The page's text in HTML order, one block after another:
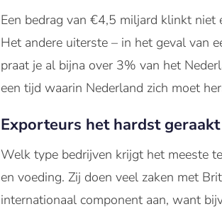
Een bedrag van €4,5 miljard klinkt
Het andere uiterste – in het geval van
praat je al bijna over 3% van het
een tijd waarin Nederland zich moet
Exporteurs het hardst geraakt
Welk type bedrijven krijgt het meeste
en voeding. Zij doen veel zaken met
internationaal component aan, want